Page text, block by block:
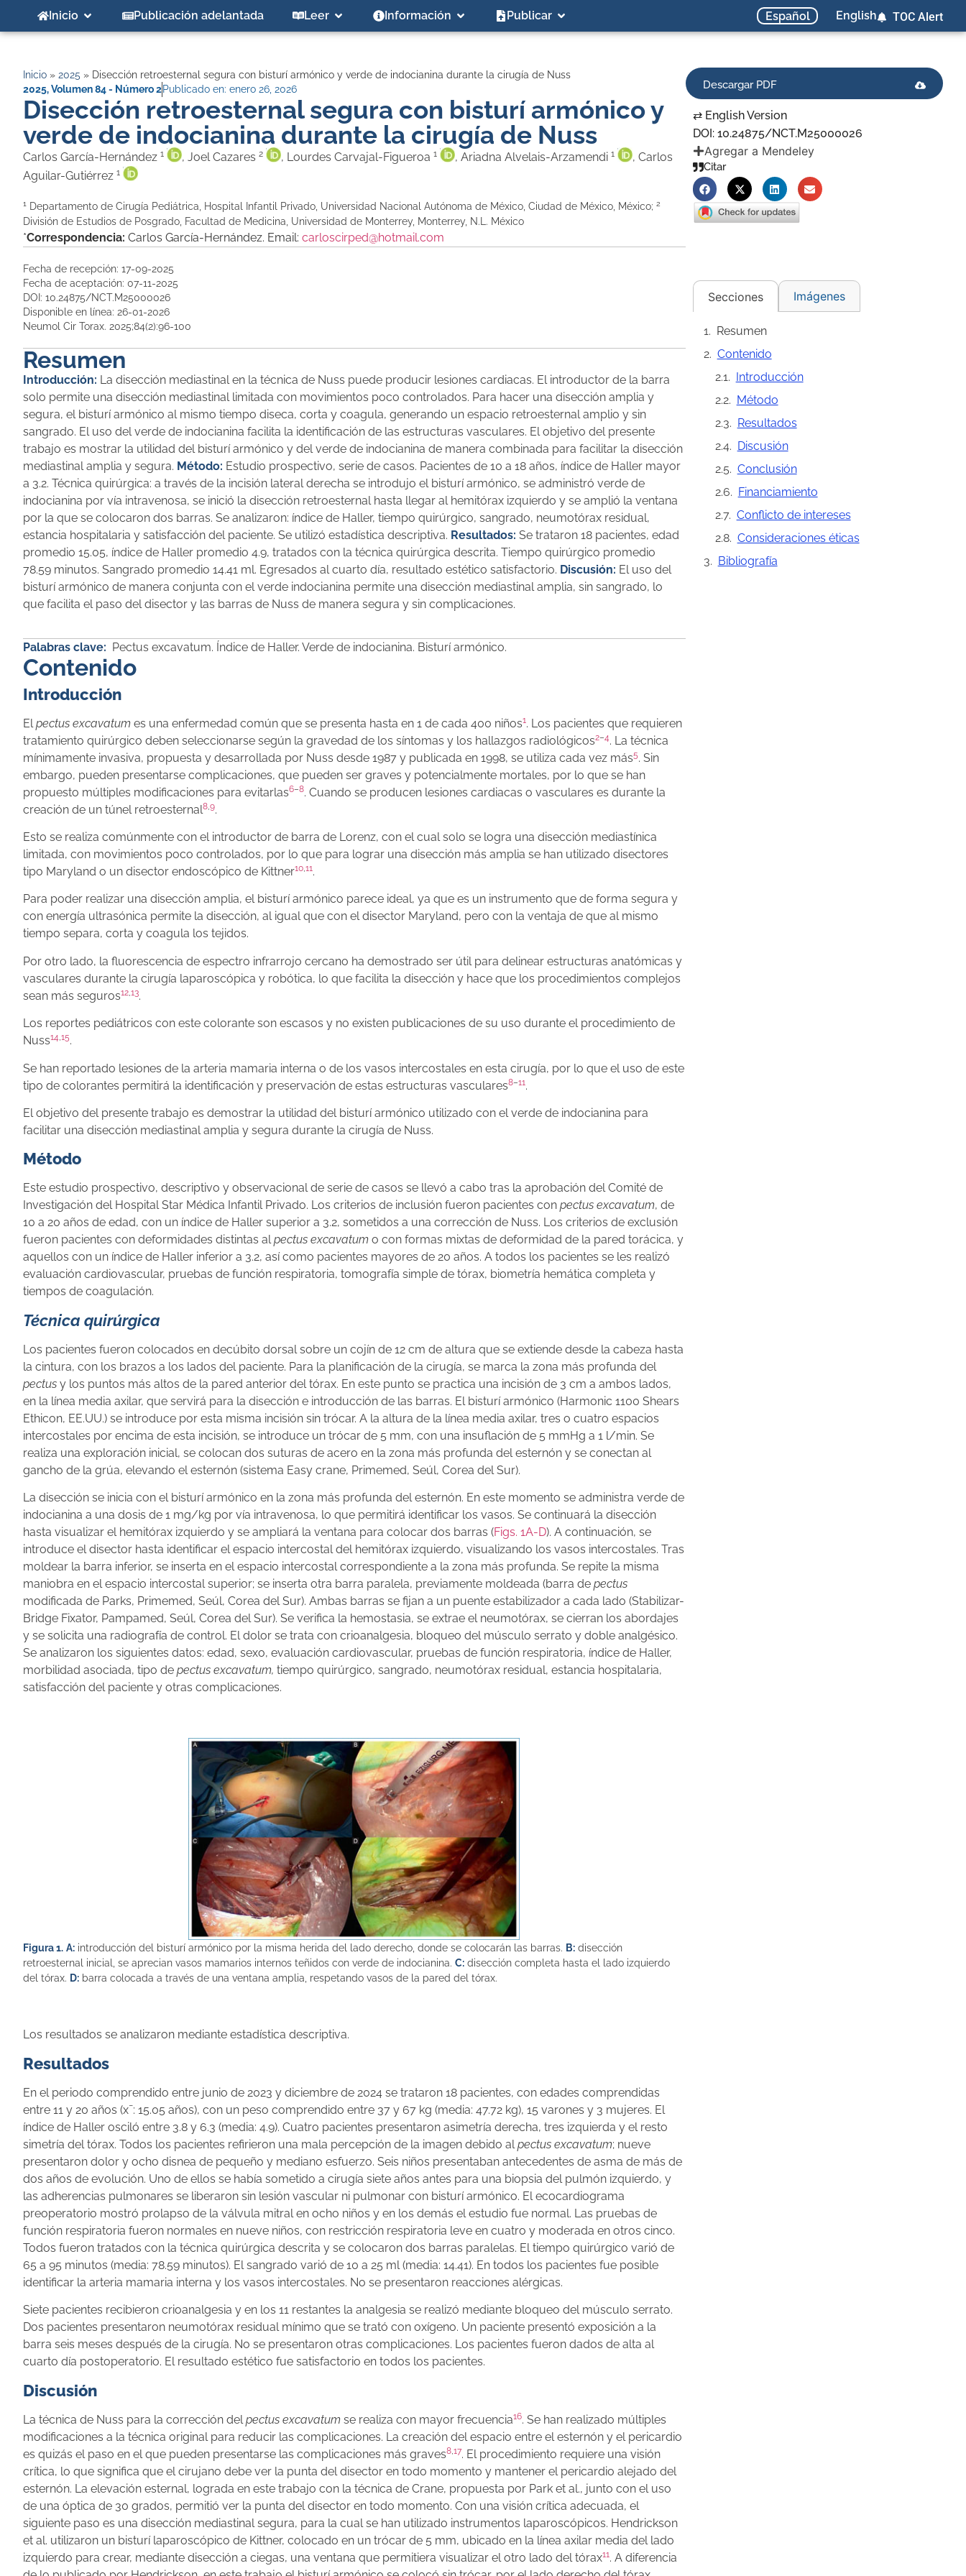
Inicio Publicación adelantada Leer Información Publicar Español English TOC Alert
Inicio » 2025 » Disección retroesternal segura con bisturí armónico y verde de indocianina durante la cirugía de Nuss
2025,Volumen 84 - Número 2Publicado en: enero 26, 2026
Disección retroesternal segura con bisturí armónico y
verde de indocianina durante la cirugía de Nuss
Carlos García-Hernández 1 , Joel Cazares 2 , Lourdes Carvajal-Figueroa 1 , Ariadna Alvelais-Arzamendi 1
, Carlos
Aguilar-Gutiérrez 1
1 Departamento de Cirugía Pediátrica, Hospital Infantil Privado, Universidad Nacional Autónoma de México, Ciudad de México, México; 2
División de Estudios de Posgrado, Facultad de Medicina, Universidad de Monterrey, Monterrey, N.L. México
*Correspondencia: Carlos García-Hernández. Email: carloscirped@hotmail.com
Fecha de recepción: 17-09-2025
Fecha de aceptación: 07-11-2025
DOI: 10.24875/NCT.M25000026
Disponible en línea: 26-01-2026
Neumol Cir Torax. 2025;84(2):96-100
Resumen
Introducción: La disección mediastinal en la técnica de Nuss puede producir lesiones cardiacas. El introductor de la barra
solo permite una disección mediastinal limitada con movimientos poco controlados. Para hacer una disección amplia y
segura, el bisturí armónico al mismo tiempo diseca, corta y coagula, generando un espacio retroesternal amplio y sin
sangrado. El uso del verde de indocianina facilita la identificación de las estructuras vasculares. El objetivo del presente
trabajo es mostrar la utilidad del bisturí armónico y del verde de indocianina de manera combinada para facilitar la disección
mediastinal amplia y segura. Método: Estudio prospectivo, serie de casos. Pacientes de 10 a 18 años, índice de Haller mayor
a 3.2. Técnica quirúrgica: a través de la incisión lateral derecha se introdujo el bisturí armónico, se administró verde de
indocianina por vía intravenosa, se inició la disección retroesternal hasta llegar al hemitórax izquierdo y se amplió la ventana
por la que se colocaron dos barras. Se analizaron: índice de Haller, tiempo quirúrgico, sangrado, neumotórax residual,
estancia hospitalaria y satisfacción del paciente. Se utilizó estadística descriptiva. Resultados: Se trataron 18 pacientes, edad
promedio 15.05, índice de Haller promedio 4.9, tratados con la técnica quirúrgica descrita. Tiempo quirúrgico promedio
78.59 minutos. Sangrado promedio 14.41 ml. Egresados al cuarto día, resultado estético satisfactorio. Discusión: El uso del
bisturí armónico de manera conjunta con el verde indocianina permite una disección mediastinal amplia, sin sangrado, lo
que facilita el paso del disector y las barras de Nuss de manera segura y sin complicaciones.
Palabras clave: Pectus excavatum. Índice de Haller. Verde de indocianina. Bisturí armónico.
Contenido
Introducción
El pectus excavatum es una enfermedad común que se presenta hasta en 1 de cada 400 niños1. Los pacientes que requieren
tratamiento quirúrgico deben seleccionarse según la gravedad de los síntomas y los hallazgos radiológicos2–4 . La técnica
mínimamente invasiva, propuesta y desarrollada por Nuss desde 1987 y publicada en 1998, se utiliza cada vez más5. Sin
embargo, pueden presentarse complicaciones, que pueden ser graves y potencialmente mortales, por lo que se han
propuesto múltiples modificaciones para evitarlas6–8. Cuando se producen lesiones cardiacas o vasculares es durante la
creación de un túnel retroesternal8 9.
Esto se realiza comúnmente con el introductor de barra de Lorenz, con el cual solo se logra una disección mediastínica
limitada, con movimientos poco controlados, por lo que para lograr una disección más amplia se han utilizado disectores
tipo Maryland o un disector endoscópico de Kittner10,11.
Para poder realizar una disección amplia, el bisturí armónico parece ideal, ya que es un instrumento que de forma segura y
con energía ultrasónica permite la disección, al igual que con el disector Maryland, pero con la ventaja de que al mismo
tiempo separa, corta y coagula los tejidos.
Por otro lado, la fluorescencia de espectro infrarrojo cercano ha demostrado ser útil para delinear estructuras anatómicas y
vasculares durante la cirugía laparoscópica y robótica, lo que facilita la disección y hace que los procedimientos complejos
sean más seguros12,13.
Los reportes pediátricos con este colorante son escasos y no existen publicaciones de su uso durante el procedimiento de
Nuss14,15.
Se han reportado lesiones de la arteria mamaria interna o de los vasos intercostales en esta cirugía, por lo que el uso de este
tipo de colorantes permitirá la identificación y preservación de estas estructuras vasculares8–11.
El objetivo del presente trabajo es demostrar la utilidad del bisturí armónico utilizado con el verde de indocianina para
facilitar una disección mediastinal amplia y segura durante la cirugía de Nuss.
Método
Este estudio prospectivo, descriptivo y observacional de serie de casos se llevó a cabo tras la aprobación del Comité de
Investigación del Hospital Star Médica Infantil Privado. Los criterios de inclusión fueron pacientes con pectus excavatum, de
10 a 20 años de edad, con un índice de Haller superior a 3.2, sometidos a una corrección de Nuss. Los criterios de exclusión
fueron pacientes con deformidades distintas alpectus excavatum o con formas mixtas de deformidad de la pared torácica, y
aquellos con un índice de Haller inferior a 3.2, así como pacientes mayores de 20 años. A todos los pacientes se les realizó
evaluación cardiovascular, pruebas de función respiratoria, tomografía simple de tórax, biometría hemática completa y
tiempos de coagulación.
Técnica quirúrgica
Los pacientes fueron colocados en decúbito dorsal sobre un cojín de 12 cm de altura que se extiende desde la cabeza hasta
la cintura, con los brazos a los lados del paciente. Para la planificación de la cirugía, se marca la zona más profunda del
pectus y los puntos más altos de la pared anterior del tórax. En este punto se practica una incisión de 3 cm a ambos lados,
en la línea media axilar, que servirá para la disección e introducción de las barras. El bisturí armónico (Harmonic 1100 Shears
Ethicon, EE.UU.) se introduce por esta misma incisión sin trócar. A la altura de la línea media axilar, tres o cuatro espacios
intercostales por encima de esta incisión, se introduce un trócar de 5 mm, con una insuflación de 5 mmHg a 1 l/min. Se
realiza una exploración inicial, se colocan dos suturas de acero en la zona más profunda del esternón y se conectan al
gancho de la grúa, elevando el esternón (sistema Easy crane, Primemed, Seúl, Corea del Sur).
La disección se inicia con el bisturí armónico en la zona más profunda del esternón. En este momento se administra verde de
indocianina a una dosis de 1 mg/kg por vía intravenosa, lo que permitirá identificar los vasos. Se continuará la disección
hasta visualizar el hemitórax izquierdo y se ampliará la ventana para colocar dos barras (Figs. 1A-D). A continuación, se
introduce el disector hasta identificar el espacio intercostal del hemitórax izquierdo, visualizando los vasos intercostales. Tras
moldear la barra inferior, se inserta en el espacio intercostal correspondiente a la zona más profunda. Se repite la misma
maniobra en el espacio intercostal superior; se inserta otra barra paralela, previamente moldeada (barra de pectus
modificada de Parks, Primemed, Seúl, Corea del Sur). Ambas barras se fijan a un puente estabilizador a cada lado (Stabilizar-
Bridge Fixator, Pampamed, Seúl, Corea del Sur). Se verifica la hemostasia, se extrae el neumotórax, se cierran los abordajes
y se solicita una radiografía de control. El dolor se trata con crioanalgesia, bloqueo del músculo serrato y doble analgésico.
Se analizaron los siguientes datos: edad, sexo, evaluación cardiovascular, pruebas de función respiratoria, índice de Haller,
morbilidad asociada, tipo de pectus excavatum, tiempo quirúrgico, sangrado, neumotórax residual, estancia hospitalaria,
satisfacción del paciente y otras complicaciones.
Figura 1. A: introducción del bisturí armónico por la misma herida del lado derecho, donde se colocarán las barras. B: disección
retroesternal inicial, se aprecian vasos mamarios internos teñidos con verde de indocianina. C: disección completa hasta el lado izquierdo
del tórax. D: barra colocada a través de una ventana amplia, respetando vasos de la pared del tórax.
Los resultados se analizaron mediante estadística descriptiva.
Resultados
En el periodo comprendido entre junio de 2023 y diciembre de 2024 se trataron 18 pacientes, con edades comprendidas
entre 11 y 20 años (x¯: 15.05 años), con un peso comprendido entre 37 y 67 kg (media: 47.72 kg), 15 varones y 3 mujeres. El
índice de Haller osciló entre 3.8 y 6.3 (media: 4.9). Cuatro pacientes presentaron asimetría derecha, tres izquierda y el resto
simetría del tórax. Todos los pacientes refirieron una mala percepción de la imagen debido alpectus excavatum; nueve
presentaron dolor y ocho disnea de pequeño y mediano esfuerzo. Seis niños presentaban antecedentes de asma de más de
dos años de evolución. Uno de ellos se había sometido a cirugía siete años antes para una biopsia del pulmón izquierdo, y
las adherencias pulmonares se liberaron sin lesión vascular ni pulmonar con bisturí armónico. El ecocardiograma
preoperatorio mostró prolapso de la válvula mitral en ocho niños y en los demás el estudio fue normal. Las pruebas de
función respiratoria fueron normales en nueve niños, con restricción respiratoria leve en cuatro y moderada en otros cinco.
Todos fueron tratados con la técnica quirúrgica descrita y se colocaron dos barras paralelas. El tiempo quirúrgico varió de
65 a 95 minutos (media: 78.59 minutos). El sangrado varió de 10 a 25 ml (media: 14.41). En todos los pacientes fue posible
identificar la arteria mamaria interna y los vasos intercostales. No se presentaron reacciones alérgicas.
Siete pacientes recibieron crioanalgesia y en los 11 restantes la analgesia se realizó mediante bloqueo del músculo serrato.
Dos pacientes presentaron neumotórax residual mínimo que se trató con oxígeno. Un paciente presentó exposición a la
barra seis meses después de la cirugía. No se presentaron otras complicaciones. Los pacientes fueron dados de alta al
cuarto día postoperatorio. El resultado estético fue satisfactorio en todos los pacientes.
Discusión
La técnica de Nuss para la corrección del pectus excavatum se realiza con mayor frecuencia16. Se han realizado múltiples
modificaciones a la técnica original para reducir las complicaciones. La creación del espacio entre el esternón y el pericardio
es quizás el paso en el que pueden presentarse las complicaciones más graves8 17. El procedimiento requiere una visión
crítica, lo que significa que el cirujano debe ver la punta del disector en todo momento y mantener el pericardio alejado del
esternón. La elevación esternal, lograda en este trabajo con la técnica de Crane, propuesta por Park et al., junto con el uso
de una óptica de 30 grados, permitió ver la punta del disector en todo momento. Con una visión crítica adecuada, el
siguiente paso es una disección mediastinal segura, para la cual se han utilizado instrumentos laparoscópicos. Hendrickson
et al. utilizaron un bisturí laparoscópico de Kittner, colocado en un trócar de 5 mm, ubicado en la línea axilar media del lado
izquierdo para crear, mediante disección a ciegas, una ventana que permitiera visualizar el otro lado del tórax11. A diferencia
Descargar PDF
⇄ English Version
DOI: 10.24875/NCT.M25000026
Agregar a Mendeley
Citar
Secciones Imágenes
Resumen
Contenido
Introducción
Método
Resultados
Discusión
Conclusión
Financiamiento
Conflicto de intereses
Consideraciones éticas
Bibliografía